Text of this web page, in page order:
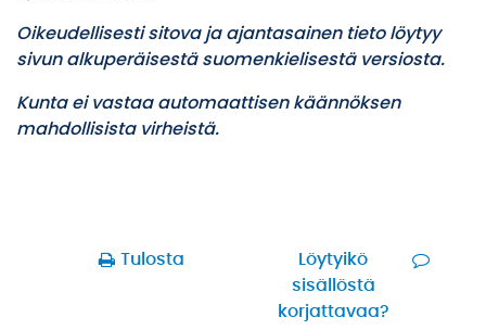
Oikeudellisesti sitova ja ajantasainen tieto löytyy
sivun alkuperäisestä suomenkielisestä versiosta.
Kunta ei vastaa automaattisen käännöksen
mahdollisista virheistä.
Tulosta
Löytyikö
sisällöstä
korjattavaa?